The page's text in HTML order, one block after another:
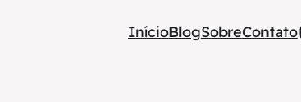
InícioBlogSobreContato